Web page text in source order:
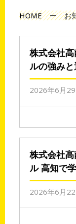
HOMEーお
株式会社
ルの強み
2026年6月29
株式会社
ル 高知で
2026年6月22